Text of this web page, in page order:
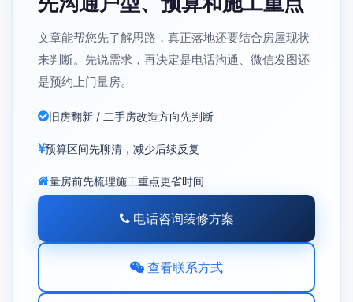
文章能帮您先了解思路，真正落地还要结合房屋现状
来判断。先说需求，再决定是电话沟通、微信发图还
是预约上门量房。
旧房翻新 / 二手房改造方向先判断
预算区间先聊清，减少后续反复
量房前先梳理施工重点更省时间
电话咨询装修方案
查看联系方式